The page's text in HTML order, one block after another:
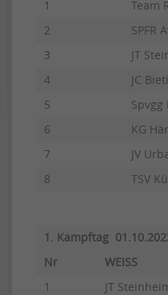
1
Team
2
SPFR
3
JT
4
JC
5
Spvgg
6
KG
7
JV
8
TSV
1. Kampftag
Nr
WEISS
1
JT